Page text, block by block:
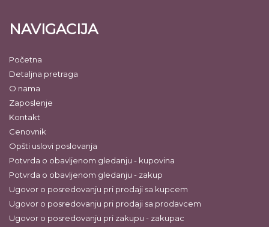
NAVIGACIJA
Početna
Detaljna pretraga
O nama
Zaposlenje
Kontakt
Cenovnik
Opšti uslovi poslovanja
Potvrda o obavljenom gledanju - kupovina
Potvrda o obavljenom gledanju - zakup
Ugovor o posredovanju pri prodaji sa kupcem
Ugovor o posredovanju pri prodaji sa prodavcem
Ugovor o posredovanju pri zakupu - zakupac